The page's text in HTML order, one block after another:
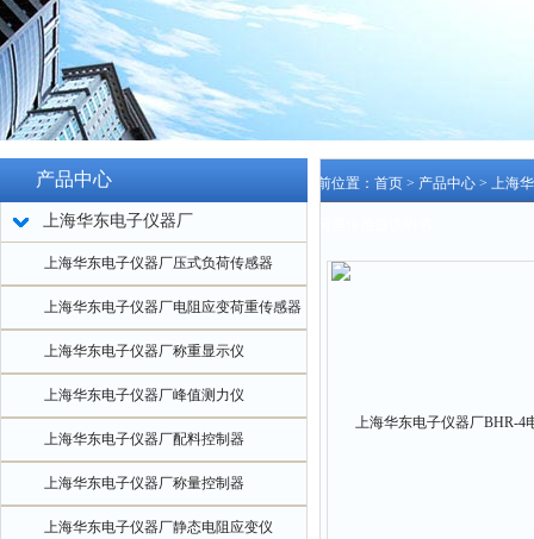
产品中心
上海华东电子仪器厂
上海华东电子仪器厂压式负荷传感器
上海华东电子仪器厂电阻应变荷重传感器
上海华东电子仪器厂称重显示仪
上海华东电子仪器厂峰值测力仪
上海华东电子仪器厂配料控制器
上海华东电子仪器厂称量控制器
上海华东电子仪器厂静态电阻应变仪
当前位置： 首页 > 产品中心 > 上海